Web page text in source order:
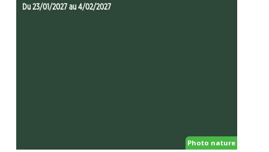
Du 23/01/2027 au 4/02/2027
Photo nature